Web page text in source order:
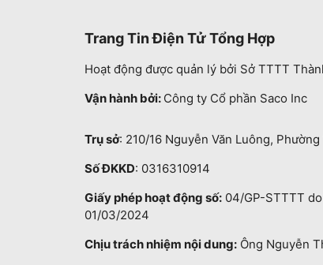
Trang Tin Điện Tử Tổng Hợp
Hoạt động được quản lý bởi Sở TTTT
Vận hành bởi: Công ty Cổ phần Saco Inc
Trụ sở: 210/16 Nguyễn Văn Luông,
Số ĐKKD: 0316310914
Giấy phép hoạt động số: 04/GP-STTTT
01/03/2024
Chịu trách nhiệm nội dung: Ông Nguyễn